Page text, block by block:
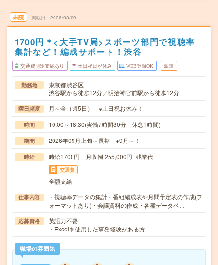
未読 掲載日 2026/08/09
1700円＊<大手TV局>スポーツ部門で視聴率
集計など！編成サポート！渋谷
交通費別途支給あり 土日祝日が休み WEB登録OK 派遣
勤務地
東京都渋谷区
渋谷駅から徒歩12分／明治神宮前駅から徒歩12分
曜日頻度 月～金（週5日） ※土日祝お休み！
時間 10:00～18:30(実働7時間30分 休憩1時間)
期間 2026年09月上旬～長期 ※9月～！
時給 時給1700円 月収例 255,000円+残業代
交通費
全額支給
仕事内容
・視聴率データの集計・番組編成表や月間予定表の作成(フ
ォーマットあり)・会議資料の作成・各種データベ…
応募資格
英語力不要
・Excelを使用した事務経験がある方
職場の雰囲気